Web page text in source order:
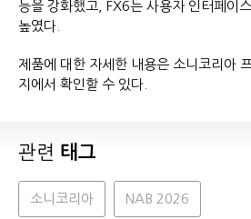
능을 강화했고, FX6는 사용자 인터페이
높였다.
제품에 대한 자세한 내용은 소니코리아
지에서 확인할 수 있다.
관련 태그
소니코리아 NAB 2026